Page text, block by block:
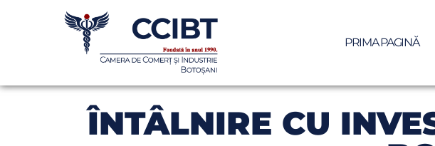
PRIMA PAGINĂ
ÎNTÂLNIRE CU